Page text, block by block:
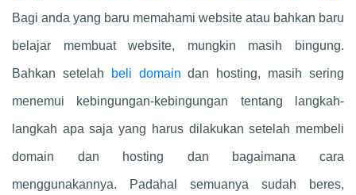
Bagi anda yang baru memahami website atau bahkan baru
belajar membuat website, mungkin masih bingung.
Bahkan setelah beli domain dan hosting, masih sering
menemui kebingungan-kebingungan tentang langkah-
langkah apa saja yang harus dilakukan setelah membeli
domain dan hosting dan bagaimana cara
menggunakannya. Padahal semuanya sudah beres,